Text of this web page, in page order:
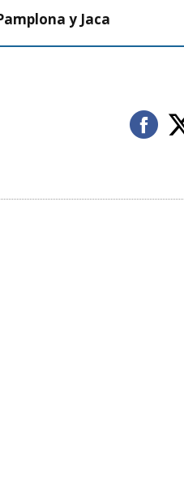
y Jaca